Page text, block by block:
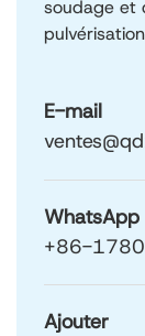
soudage et
E-mail
WhatsApp
+86-
Ajouter